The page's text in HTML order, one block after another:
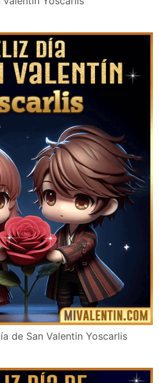
de San Valentin Yoscarlis